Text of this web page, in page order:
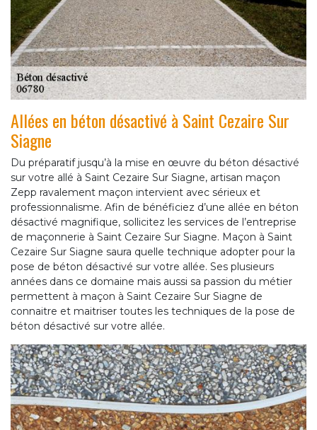
Allées en béton désactivé à Saint Cezaire Sur
Siagne
Du préparatif jusqu’à la mise en œuvre du béton désactivé
sur votre allé à Saint Cezaire Sur Siagne, artisan maçon
Zepp ravalement maçon intervient avec sérieux et
professionnalisme. Afin de bénéficiez d’une allée en béton
désactivé magnifique, sollicitez les services de l’entreprise
de maçonnerie à Saint Cezaire Sur Siagne. Maçon à Saint
Cezaire Sur Siagne saura quelle technique adopter pour la
pose de béton désactivé sur votre allée. Ses plusieurs
années dans ce domaine mais aussi sa passion du métier
permettent à maçon à Saint Cezaire Sur Siagne de
connaitre et maitriser toutes les techniques de la pose de
béton désactivé sur votre allée.